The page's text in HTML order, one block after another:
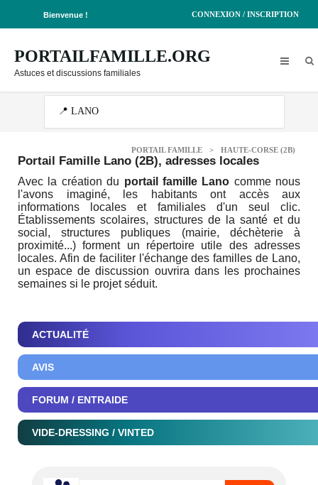
Bienvenue ! CONNEXION / INSCRIPTION
PORTAILFAMILLE.ORG
Astuces et discussions familiales
PORTAIL FAMILLE > HAUTE-CORSE (2B)
Portail Famille Lano (2B), adresses locales
Avec la création du portail famille Lano comme nous
l'avons imaginé, les habitants ont accès aux
informations locales et familiales d'un seul clic.
Établissements scolaires, structures de la santé et du
social, structures publiques (mairie, déchèterie à
proximité...) forment un répertoire utile des adresses
locales. Afin de faciliter l'échange des familles de Lano,
un espace de discussion ouvrira dans les prochaines
semaines si le projet séduit.
ACTUALITÉ
AVIS
FORUM / ENTRAIDE
VIDE-DRESSING / VINTED